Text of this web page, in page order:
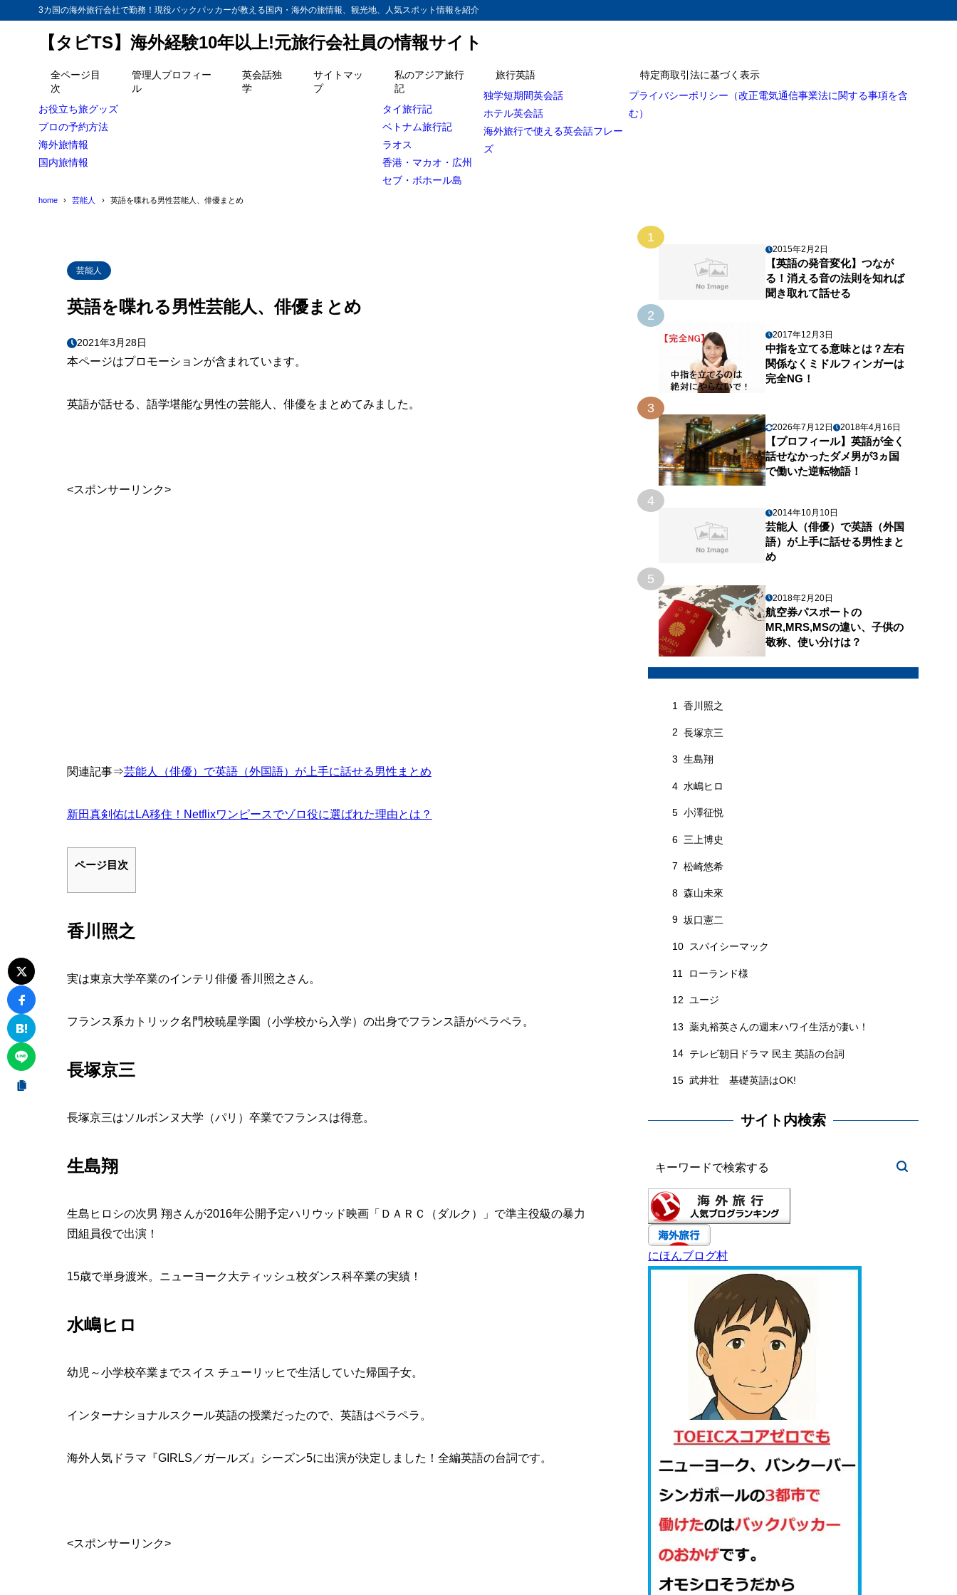
3カ国の海外旅行会社で勤務！現役バックパッカーが教える国内・海外の旅情報、観光地、人気スポット情報を紹介
【タビTS】海外経験10年以上!元旅行会社員の情報サイト
全ページ目
次
お役立ち旅グッズ
プロの予約方法
海外旅情報
国内旅情報
管理人プロフィー
ル
英会話独
学
サイトマッ
プ
私のアジア旅行
記
タイ旅行記
ベトナム旅行記
ラオス
香港・マカオ・広州
セブ・ボホール島
旅行英語
独学短期間英会話
ホテル英会話
海外旅行で使える英会話フレー
ズ
特定商取引法に基づく表示
プライバシーポリシー（改正電気通信事業法に関する事項を含
む）
home 芸能人 英語を喋れる男性芸能人、俳優まとめ
芸能人
英語を喋れる男性芸能人、俳優まとめ
2021年3月28日
本ページはプロモーションが含まれています。
英語が話せる、語学堪能な男性の芸能人、俳優をまとめてみました。
<スポンサーリンク>
関連記事⇒芸能人（俳優）で英語（外国語）が上手に話せる男性まとめ
新田真剣佑はLA移住！Netflixワンピースでゾロ役に選ばれた理由とは？
ページ目次
香川照之
実は東京大学卒業のインテリ俳優 香川照之さん。
フランス系カトリック名門校暁星学園（小学校から入学）の出身でフランス語がペラペラ。
長塚京三
長塚京三はソルボンヌ大学（パリ）卒業でフランスは得意。
生島翔
生島ヒロシの次男 翔さんが2016年公開予定ハリウッド映画「ＤＡＲＣ（ダルク）」で準主役級の暴力
団組員役で出演！
15歳で単身渡米。ニューヨーク大ティッシュ校ダンス科卒業の実績！
水嶋ヒロ
幼児～小学校卒業までスイス チューリッヒで生活していた帰国子女。
インターナショナルスクール英語の授業だったので、英語はペラペラ。
海外人気ドラマ『GIRLS／ガールズ』シーズン5に出演が決定しました！全編英語の台詞です。
<スポンサーリンク>
1
2015年2月2日
【英語の発音変化】つなが
る！消える音の法則を知れば
聞き取れて話せる
2
2017年12月3日
中指を立てる意味とは？左右
関係なくミドルフィンガーは
完全NG！
3
2026年7月12日 2018年4月16日
【プロフィール】英語が全く
話せなかったダメ男が3ヵ国
で働いた逆転物語！
4
2014年10月10日
芸能人（俳優）で英語（外国
語）が上手に話せる男性まと
め
5
2018年2月20日
航空券パスポートの
MR,MRS,MSの違い、子供の
敬称、使い分けは？
1 香川照之
2 長塚京三
3 生島翔
4 水嶋ヒロ
5 小澤征悦
6 三上博史
7 松崎悠希
8 森山未來
9 坂口憲二
10 スパイシーマック
11 ローランド様
12 ユージ
13 薬丸裕英さんの週末ハワイ生活が凄い！
14 テレビ朝日ドラマ 民主 英語の台詞
15 武井壮 基礎英語はOK!
サイト内検索
にほんブログ村
目次
9 坂口憲二
11 ローランド様